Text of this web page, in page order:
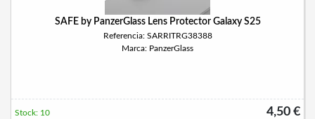
SAFE by PanzerGlass Lens Protector Galaxy S25
Referencia: SARRITRG38388
Marca: PanzerGlass
4,50 €
Stock: 10